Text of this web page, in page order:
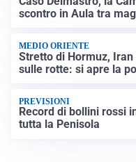
scontro in Aula tra
MEDIO ORIENTE
Stretto di Hormuz,
sulle rotte: si apre la
PREVISIONI
Record di bollini rossi
tutta la Penisola